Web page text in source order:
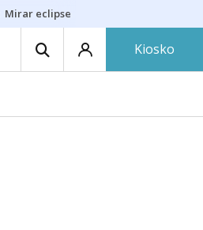
Mirar eclipse
Kiosko